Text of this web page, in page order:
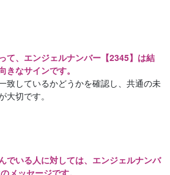
て、エンジェルナンバー【2345】は結
きなサインです。
致しているかどうかを確認し、共通の未
切です。
でいる人に対しては、エンジェルナンバ